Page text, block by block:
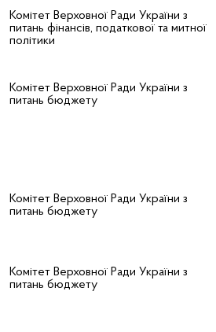
Комітет Верховної Ради України з
питань фінансів, податкової та митної
політики
Комітет Верховної Ради України з
питань бюджету
Комітет Верховної Ради України з
питань бюджету
Комітет Верховної Ради України з
питань бюджету